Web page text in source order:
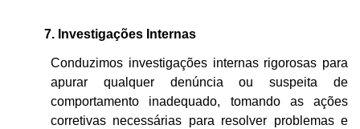
7. Investigações Internas
Conduzimos investigações internas rigorosas para
apurar qualquer denúncia ou suspeita de
comportamento inadequado, tomando as ações
corretivas necessárias para resolver problemas e